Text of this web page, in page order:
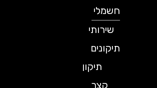
חשמלי
שירותי
תיקונים
תיקון